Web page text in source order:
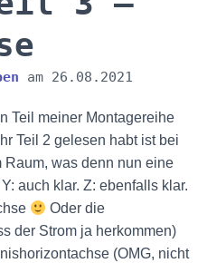
am 26.08.2021
Teil meiner Montagereihe
Teil 2 gelesen habt ist bei
was denn nun eine
auch klar. Z: ebenfalls klar.
Oder die
der Strom ja herkommen)
(OMG, nicht